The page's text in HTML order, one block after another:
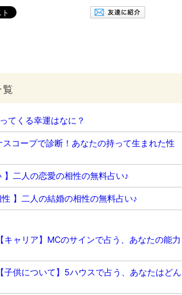
てくる幸運はなに？
スコープで診断！あなたの持って生まれた性
】二人の恋愛の相性の無料占い♪
性 】二人の結婚の相性の無料占い♪
【キャリア】MCのサインで占う、あなたの能力
【子供について】5ハウスで占う、あなたはどん